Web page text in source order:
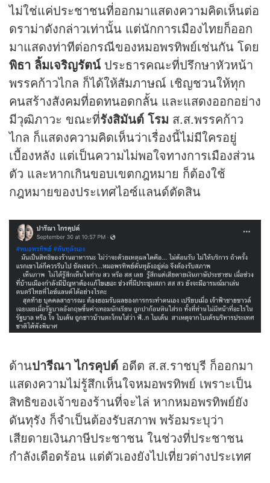
ไม่ใช่แค่ประชาชนที่ออกมาแสดงความคิดเห็นต่อ
ดราม่าดังกล่าวเท่านั้น แต่นักการเมืองไทยก็ออก
มาแสดงท่าทีต่อกรณีของหมอพรทิพย์เช่นกัน โดย
พิธา ลิ้มเจริญรัตน์ ประธารคณะที่ปรึกษาหัวหน้า
พรรคก้าวไกล ก็ได้ให้สัมภาษณ์ เชิญชวนให้ทุก
คนสร้างสังคมที่อดทนอดกลั้น และแสดงออกอย่าง
มีวุฒิภาวะ ขณะที่รังสิมันต์ โรม ส.ส.พรรคก้าว
ไกล ก็แสดงความคิดเห็นว่าเรื่องนี้ไม่มีใครอยู่
เบื้องหลัง แต่เป็นความไม่พอใจทางการเมืองส่วน
ตัว และหากเกินขอบเขตกฎหมาย ก็ต้องใช้
กฎหมายของประเทศไอซ์แลนด์ตัดสิน
ด้านปารีณา ไกรคุปต์ อดีต ส.ส.ราชบุรี ก็ออกมา
แสดงความไม่รู้สึกเห็นใจหมอพรทิพย์ เพราะเป็น
สิทธิของเจ้าของร้านที่จะไล่ หากหมอพรทิพย์ยัง
ดันทุรัง ก็จำเป็นต้องรับสภาพ พร้อมระบุว่า
เสียดายเงินภาษีประชาชน ในช่วงที่ประชาชน
กำลังเดือดร้อน แต่ตัวเองยังไปเที่ยวต่างประเทศ